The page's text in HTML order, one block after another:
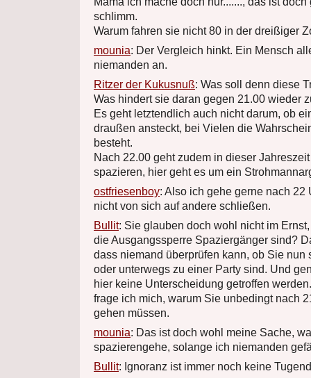
schlimm.
Warum fahren sie nicht 80 in der dreißiger
mounia: Der Vergleich hinkt. Ein Mensch
niemanden an.
Ritzer der Kukusnuß: Was soll denn diese
Was hindert sie daran gegen 21.00 wieder
Es geht letztendlich auch nicht darum, ob
draußen ansteckt, bei Vielen die
besteht.
Nach 22.00 geht zudem in dieser
spazieren, hier geht es um ein
ostfriesenboy: Also ich gehe gerne nach 22
nicht von sich auf andere schließen.
Bullit: Sie glauben doch wohl nicht im
die Ausgangssperre Spaziergänger sind?
dass niemand überprüfen kann, ob Sie nun
oder unterwegs zu einer Party sind. Und
hier keine Unterscheidung getroffen
frage ich mich, warum Sie unbedingt nach
gehen müssen.
mounia: Das ist doch wohl meine Sache,
spazierengehe, solange ich niemanden
Bullit: Ignoranz ist immer noch keine